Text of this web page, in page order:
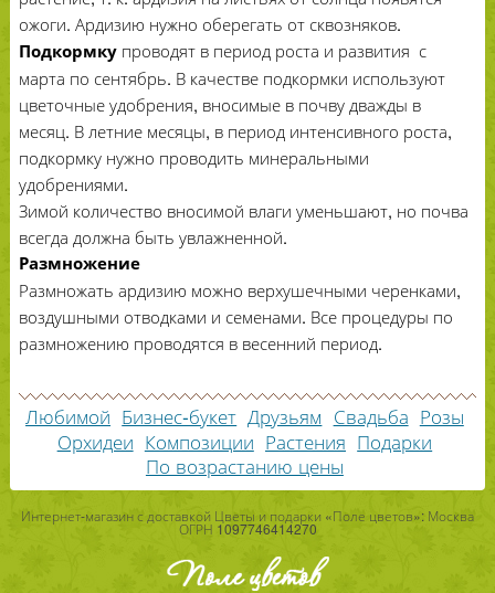
ожоги. Ардизию нужно оберегать от сквозняков.
Подкормку проводят в период роста и развития с
марта по сентябрь. В качестве подкормки используют
цветочные удобрения, вносимые в почву дважды в
месяц. В летние месяцы, в период интенсивного роста,
подкормку нужно проводить минеральными
удобрениями.
Зимой количество вносимой влаги уменьшают, но почва
всегда должна быть увлажненной.
Размножение
Размножать ардизию можно верхушечными черенками,
воздушными отводками и семенами. Все процедуры по
размножению проводятся в весенний период.
Любимой Бизнес-букет Друзьям Свадьба Розы
Орхидеи Композиции Растения Подарки
По возрастанию цены
Интернет-магазин с доставкой Цветы и подарки «Поле цветов»: Москва
ОГРН 1097746414270